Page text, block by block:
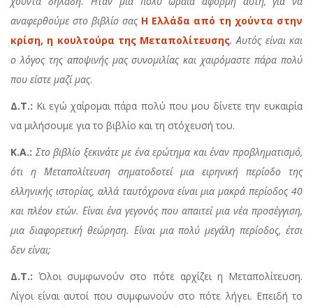
αναφερθούμε στο βιβλίο σας Η Ελλάδα από τη χούντα στην
κρίση, η κουλτούρα της Μεταπολίτευσης. Αυτός είναι και
ο λόγος της αποψινής μας συνομιλίας και χαιρόμαστε πάρα πολύ
που είστε μαζί μας.
Δ.Τ.: Κι εγώ χαίρομαι πάρα πολύ που μου δίνετε την ευκαιρία
να μιλήσουμε για το βιβλίο και τη στόχευσή του.
Κ.Α.: Στο βιβλίο ξεκινάτε με ένα ερώτημα και έναν προβληματισμό,
ότι η Μεταπολίτευση σηματοδοτεί μια ειρηνική περίοδο της
ελληνικής ιστορίας, αλλά ταυτόχρονα είναι μια μακρά περίοδος 40
και πλέον ετών. Είναι ένα γεγονός που απαιτεί μια νέα προσέγγιση,
μια διαφορετική θεώρηση. Είναι μια πολύ μεγάλη περίοδος, έτσι
δεν είναι;
Δ.Τ.: Όλοι συμφωνούν στο πότε αρχίζει η Μεταπολίτευση.
Λίγοι είναι αυτοί που συμφωνούν στο πότε λήγει. Επειδή το